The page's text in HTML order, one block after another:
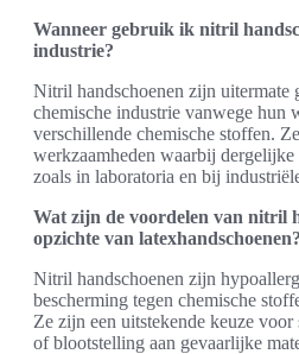
Wanneer gebruik ik nitril
industrie?
Nitril handschoenen zijn uitermate
chemische industrie vanwege hun
verschillende chemische stoffen.
werkzaamheden waarbij
zoals in laboratoria en bij
Wat zijn de voordelen van nitril
opzichte van latexhandschoenen?
Nitril handschoenen zijn
bescherming tegen chemische
Ze zijn een uitstekende keuze
of blootstelling aan gevaarlijke